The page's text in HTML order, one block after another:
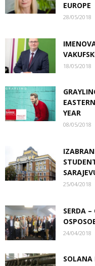
EUROPE
28/05/2018
18/05/2018
YEAR
08/05/2018
25/04/2018
SERDA
24/04/2018
SOLANA